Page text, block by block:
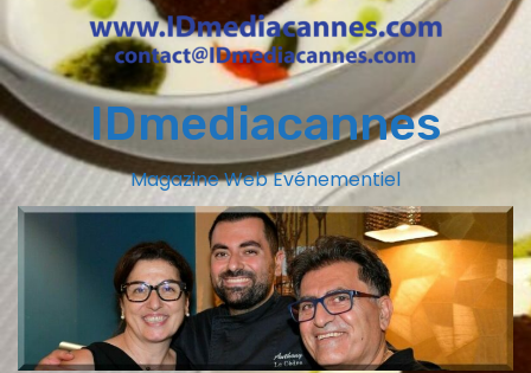
IDmediacannes
Magazine Web Evénementiel